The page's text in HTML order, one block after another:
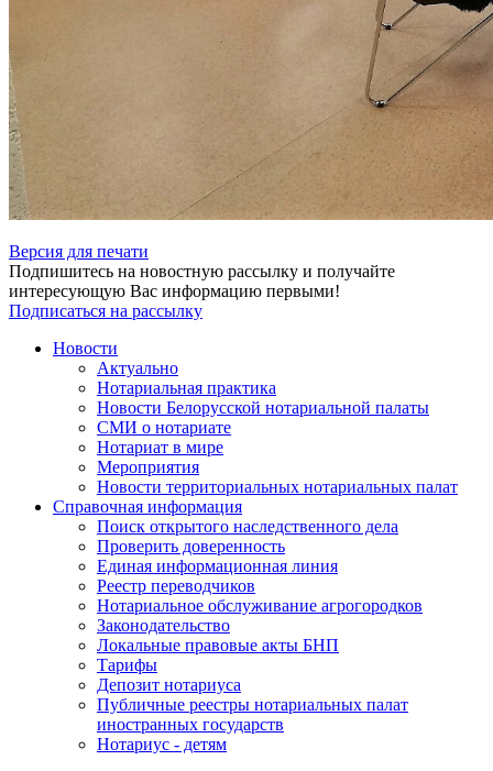
Версия для печати
Подпишитесь на новостную рассылку и получайте
интересующую Вас информацию первыми!
Подписаться на рассылку
Новости
Актуально
Нотариальная практика
Новости Белорусской нотариальной палаты
СМИ о нотариате
Нотариат в мире
Мероприятия
Новости территориальных нотариальных палат
Справочная информация
Поиск открытого наследственного дела
Проверить доверенность
Единая информационная линия
Реестр переводчиков
Нотариальное обслуживание агрогородков
Законодательство
Локальные правовые акты БНП
Тарифы
Депозит нотариуса
Публичные реестры нотариальных палат
иностранных государств
Нотариус - детям